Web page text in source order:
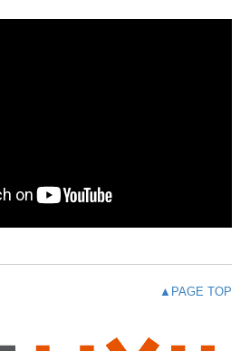
▲PAGE TOP